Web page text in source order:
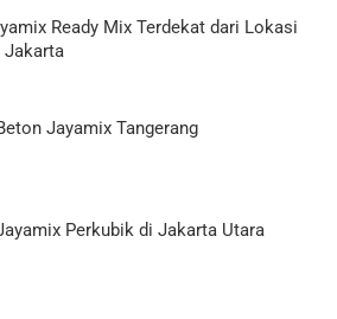
Ready Mix Terdekat dari Lokasi
Jakarta
Jayamix Tangerang
Perkubik di Jakarta Utara